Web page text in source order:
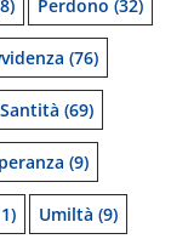
Perdono (32)
(76)
Santità (69)
(9)
Umiltà (9)